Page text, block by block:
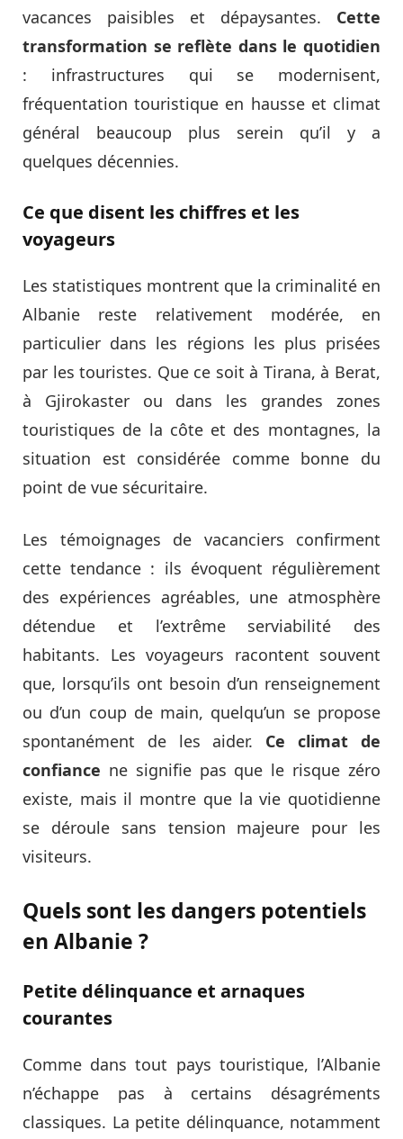
vacances paisibles et dépaysantes. Cette
transformation se reflète dans le quotidien
: infrastructures qui se modernisent,
fréquentation touristique en hausse et climat
général beaucoup plus serein qu’il y a
quelques décennies.
Ce que disent les chiffres et les
voyageurs
Les statistiques montrent que la criminalité en
Albanie reste relativement modérée, en
particulier dans les régions les plus prisées
par les touristes. Que ce soit à Tirana, à Berat,
à Gjirokaster ou dans les grandes zones
touristiques de la côte et des montagnes, la
situation est considérée comme bonne du
point de vue sécuritaire.
Les témoignages de vacanciers confirment
cette tendance : ils évoquent régulièrement
des expériences agréables, une atmosphère
détendue et l’extrême serviabilité des
habitants. Les voyageurs racontent souvent
que, lorsqu’ils ont besoin d’un renseignement
ou d’un coup de main, quelqu’un se propose
spontanément de les aider. Ce climat de
confiance ne signifie pas que le risque zéro
existe, mais il montre que la vie quotidienne
se déroule sans tension majeure pour les
visiteurs.
Quels sont les dangers potentiels
en Albanie ?
Petite délinquance et arnaques
courantes
Comme dans tout pays touristique, l’Albanie
n’échappe pas à certains désagréments
classiques. La petite délinquance, notamment